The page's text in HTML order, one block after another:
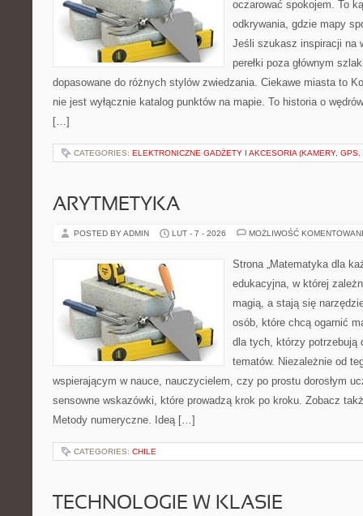
oczarować spokojem. To
odkrywania, gdzie mapy
Jeśli szukasz inspiracji na
perełki poza głównym
dopasowane do różnych stylów zwiedzania. Ciekawe miasta to
nie jest wyłącznie katalog punktów na mapie. To historia o
[…]
CATEGORIES: ELEKTRONICZNE GADŻETY I AKCESORIA (KAMERY, GPS,
ARYTMETYKA
POSTED BY ADMIN LUT - 7 - 2026 MOŻLIWOŚĆ
Strona „Matematyka dla
edukacyjna, w której
magią, a stają się
osób, które chcą ogarnić
dla tych, którzy potrzebują
tematów. Niezależnie od
wspierającym w nauce, nauczycielem, czy po prostu dorosłym
sensowne wskazówki, które prowadzą krok po kroku. Zobacz
Metody numeryczne. Ideą […]
CATEGORIES: CHILE
TECHNOLOGIE W KLASIE